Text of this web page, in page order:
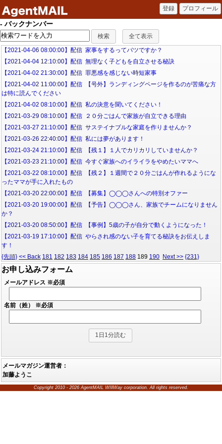
- バックナンバー
【2021-04-06 08:00:00】配信 家事をするってバツですか？
【2021-04-04 12:10:00】配信 無理なく子どもを自立させる秘訣
【2021-04-02 21:30:00】配信 罪悪感を感じない時短家事
【2021-04-02 11:00:00】配信 【号外】ランディングページを作るのが苦痛な方
は特に読んでください
【2021-04-02 08:10:00】配信 私の決意を聞いてください！
【2021-03-29 08:10:00】配信 ２０分ごはんで家族が自立できる理由
【2021-03-27 21:10:00】配信 サステイナブルな家庭を作りませんか？
【2021-03-26 22:40:00】配信 私には夢があります！
【2021-03-24 21:10:00】配信 【残１】１人でカリカリしていませんか？
【2021-03-23 21:10:00】配信 今すぐ家族へのイライラをやめたいママへ
【2021-03-22 08:10:00】配信 【残２】１週間で２０分ごはんが作れるようにな
ったママが手に入れたもの
【2021-03-20 22:00:00】配信 【募集】◯◯◯さんへの特別オファー
【2021-03-20 19:00:00】配信 【予告】◯◯◯さん、家族でチームになりません
か？
【2021-03-20 08:50:00】配信 【事例】5歳の子が自分で動くようになった！
【2021-03-19 17:10:00】配信 やらされ感のない子を育てる秘訣をお伝えしま
す！
{先頭} << Back 181 182 183 184 185 186 187 188 189 190 Next >> {231}
お申し込みフォーム
メールアドレス ※必須
名前（姓） ※必須
メールマガジン運営者：
加藤ようこ
Copyright 2010 - 2026 AgentMAIL WIllWay corporation. All rights reserved.